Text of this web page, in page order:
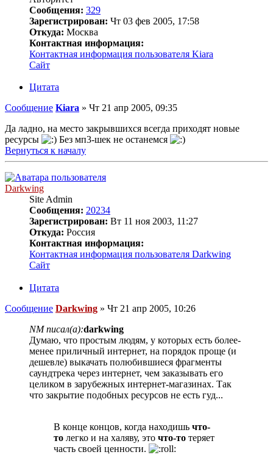
Сообщения: 329
Зарегистрирован: Чт 03 фев 2005, 17:58
Откуда: Москва
Контактная информация:
Контактная информация пользователя Kiara
Сайт
Цитата
Сообщение Kiara » Чт 21 апр 2005, 09:35
Да ладно, на место закрывшихся всегда приходят новые
ресурсы
Без мп3-шек не останемся
Вернуться к началу
Darkwing
Site Admin
Сообщения: 20234
Зарегистрирован: Вт 11 ноя 2003, 11:27
Откуда: Россия
Контактная информация:
Контактная информация пользователя Darkwing
Сайт
Цитата
Сообщение Darkwing » Чт 21 апр 2005, 10:26
NM писал(а):darkwing
Думаю, что простым людям, у которых есть более-
менее приличный интернет, на порядок проще (и
дешевле) выкачать полюбившиеся фрагменты
саундтрека через интернет, чем заказывать его
целиком в зарубежных интернет-магазинах. Так
что закрытие подобных ресурсов не есть гуд...
В конце концов, когда находишь что-
то легко и на халяву, это что-то теряет
часть своей ценности.